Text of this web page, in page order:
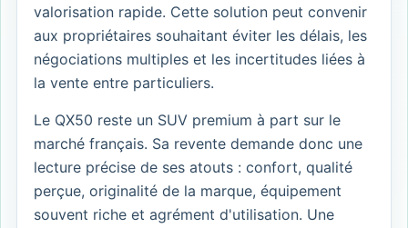
valorisation rapide. Cette solution peut convenir
aux propriétaires souhaitant éviter les délais, les
négociations multiples et les incertitudes liées à
la vente entre particuliers.
Le QX50 reste un SUV premium à part sur le
marché français. Sa revente demande donc une
lecture précise de ses atouts : confort, qualité
perçue, originalité de la marque, équipement
souvent riche et agrément d'utilisation. Une